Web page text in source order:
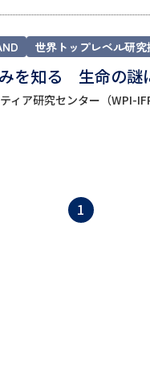
世界トップレベル研
みを知る 生命の謎
ィア研究センター（WPI-
1